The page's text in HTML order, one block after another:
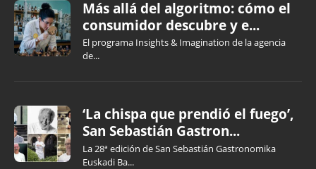
Más allá del algoritmo: cómo el
consumidor descubre y e...
El programa Insights & Imagination de la agencia
de...
‘La chispa que prendió el fuego’,
San Sebastián Gastron...
La 28ª edición de San Sebastián Gastronomika
Euskadi Ba...